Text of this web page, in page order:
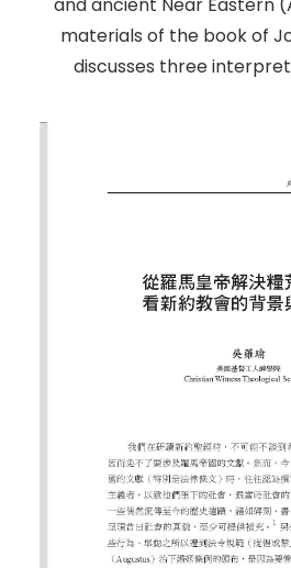
materials of the book of
discusses three